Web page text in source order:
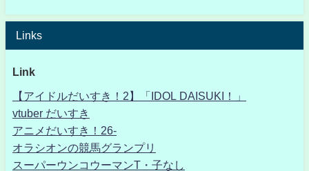
Links
Link
【アイドルだいすき！2】「IDOL DAISUKI！」
vtuber だいすき
アニメだいすき！26-
オラシオンの競馬グランプリ
スーパーウンコウーマンT・子なし